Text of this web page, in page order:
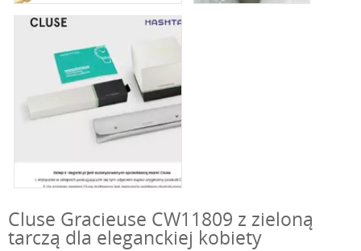
Cluse Gracieuse CW11809 z zieloną
tarczą dla eleganckiej kobiety